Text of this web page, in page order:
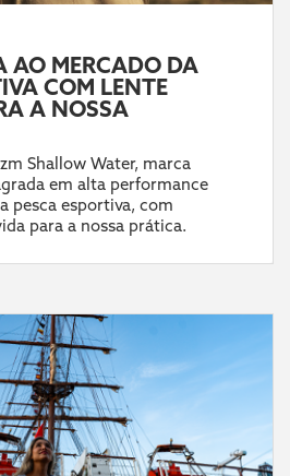
AO MERCADO DA
COM LENTE
A NOSSA
Shallow Water, marca
em alta performance
pesca esportiva, com
para a nossa prática.